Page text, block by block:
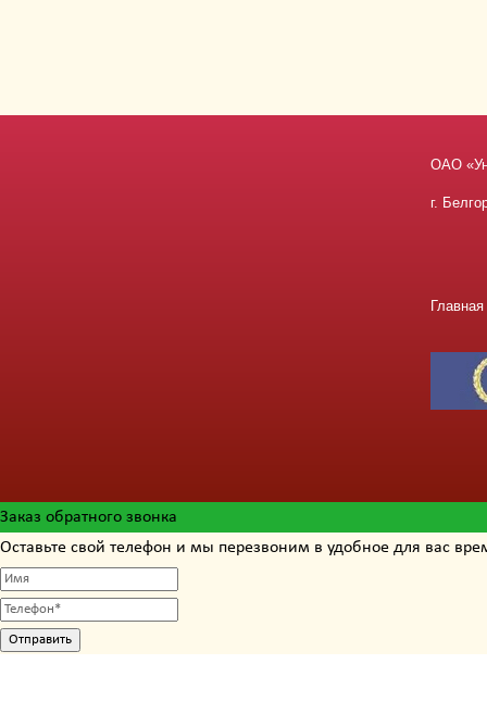
ОАО
г.
Главная
Заказ обратного звонка
Оставьте свой телефон и мы перезвоним в удобное для вас
Отправить